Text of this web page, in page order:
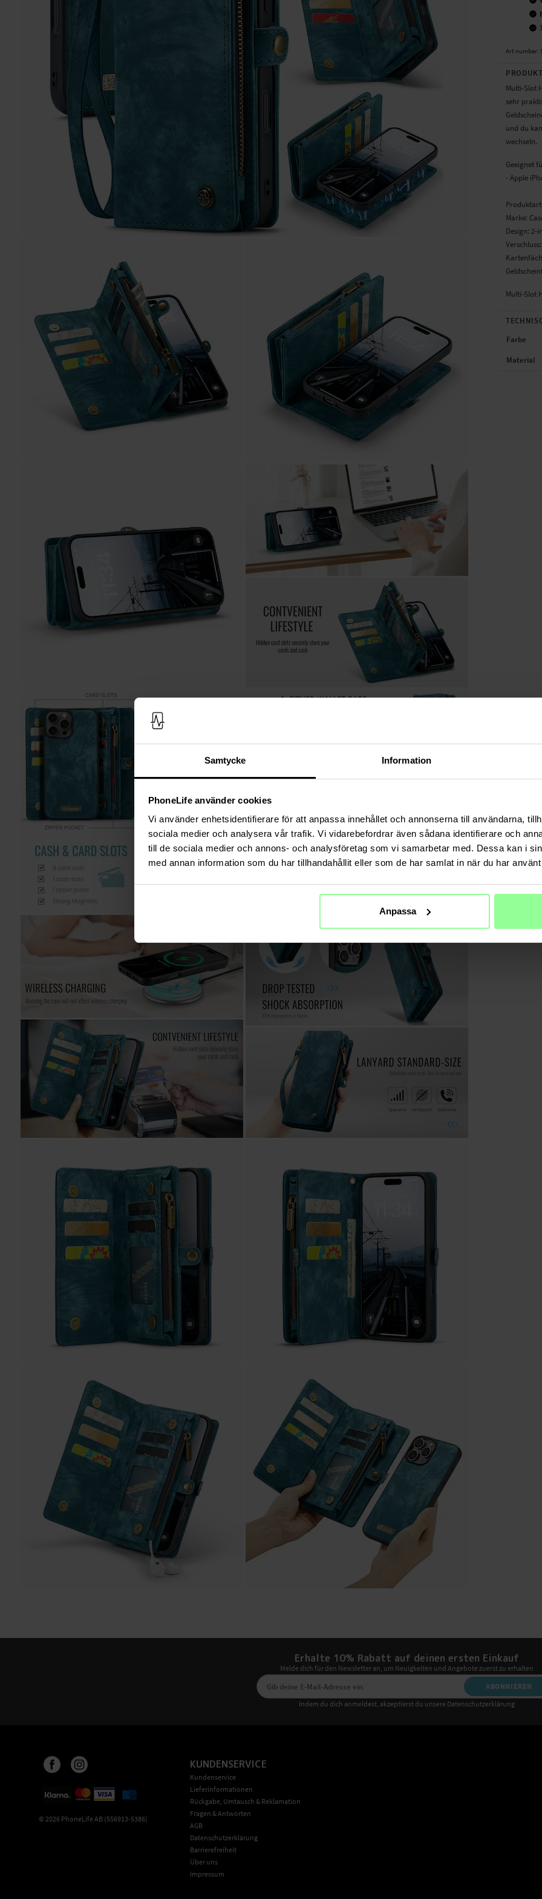
Samtycke Information
PhoneLife använder cookies
Vi använder enhetsidentifierare för att anpassa innehållet och annonserna till användarna,
sociala medier och analysera vår trafik. Vi vidarebefordrar även sådana identifierare och
till de sociala medier och annons- och analysföretag som vi samarbetar med. Dessa kan i
med annan information som du har tillhandahållit eller som de har samlat in när du har
Anpassa
Art number:
Multi-Slot
sehr
und du
wechseln.
Geeignet
- Apple
Marke:
Design: 2-
Multi-Slot
Farbe
Material
Erhalte 10% Rabatt auf deinen ersten Einkauf
Melde dich für den Newsletter an, um Neuigkeiten und Angebote zuerst zu erhalten
ABONNIEREN
Indem du dich anmeldest, akzeptierst du unsere Datenschutzerklärung
© 2026 PhoneLife AB (556913-5386)
KUNDENSERVICE
Kundenservice
Lieferinformationen
Rückgabe, Umtausch & Reklamation
Fragen & Antworten
AGB
Datenschutzerklärung
Barrierefreiheit
Über uns
Impressum